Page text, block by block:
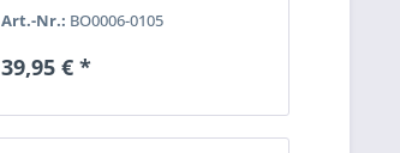
vorbildgerechten
ausgestattet werden. 2 Stück.
Art.-Nr.: BO0006-0105
39,95 € *